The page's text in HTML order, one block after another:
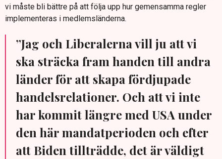
vi måste bli bättre på att följa upp hur gemensamma regler
implementeras i medlemsländerna.
”Jag och Liberalerna vill ju att vi
ska sträcka fram handen till andra
länder för att skapa fördjupade
handelsrelationer. Och att vi inte
har kommit längre med USA under
den här mandatperioden och efter
att Biden tillträdde, det är väldigt